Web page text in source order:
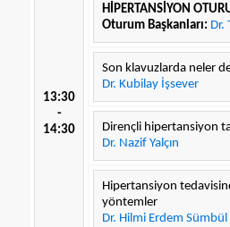
13:30
-
14:30
HİPERTANSİYON
Oturum Başkanları: Dr.
Son klavuzlarda neler
Dr. Kubilay İşsever
Dirençli hipertansiyon
Dr. Nazif Yalçın
Hipertansiyon
yöntemler
Dr. Hilmi Erdem Sümbül